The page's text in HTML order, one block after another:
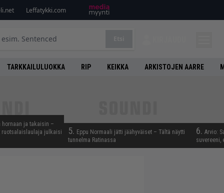
Leffatykki.com
TARKKAILULUOKKA RIP KEIKKA ARKISTOJEN AARRE
hornaan ja takaisin –
ruotsalaislaulaja julkaisi
5. Eppu Normaali jätti jäähyväiset – Tältä näytti
tunnelma Ratinassa
6. Arvio:
suvereeni,